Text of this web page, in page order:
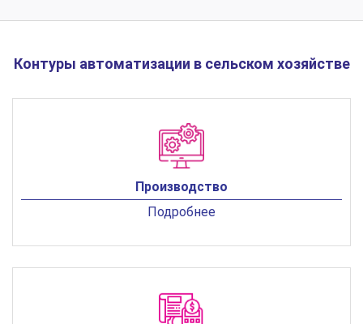
Контуры автоматизации в сельском хозяйстве
Производство
Подробнее